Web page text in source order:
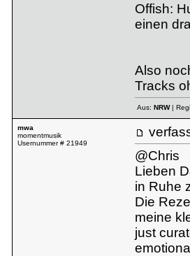
Offish:
einen
Also
Tracks
Aus: NRW|
mwa
momentmusik
Usernummer # 21949
@Chris
Lieben
in Ruhe
Die
meine
just